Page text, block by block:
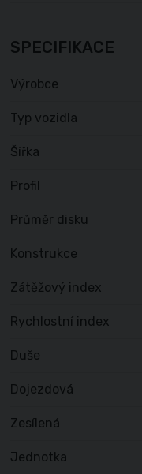
SPECIFIKACE
Výrobce
Typ vozidla
Šířka
Profil
Průměr disku
Konstrukce
Zátěžový index
Rychlostní index
Duše
Dojezdová
Zesílená
Jednotka